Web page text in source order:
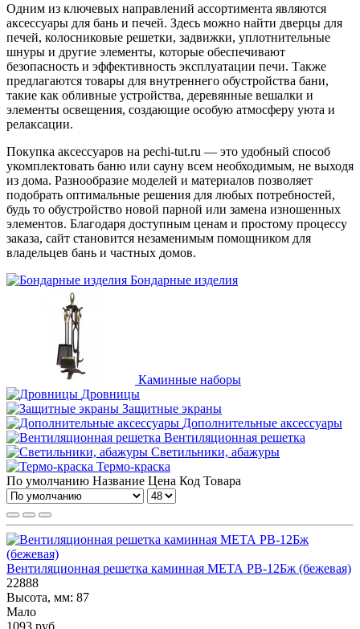
Одним из ключевых направлений ассортимента являются
аксессуары для бань и печей. Здесь можно найти дверцы для
печей, колосниковые решетки, задвижки, уплотнительные
шнуры и другие элементы, которые обеспечивают
безопасность и эффективность эксплуатации печи. Также
предлагаются товары для внутреннего обустройства бани,
такие как обливные устройства, деревянные вешалки и
элементы освещения, создающие особую атмосферу уюта и
релаксации​.
Покупка аксессуаров на pechi-tut.ru — это удобный способ
укомплектовать баню или сауну всем необходимым, не выходя
из дома. Разнообразие моделей и материалов позволяет
подобрать оптимальные решения для любых потребностей,
будь то обустройство новой парной или замена изношенных
элементов. Благодаря доступным ценам и простому процессу
заказа, сайт становится незаменимым помощником для
владельцев бань и частных домов​.
Бондарные изделия
Каминные наборы
Дровницы
Защитные экраны
Дополнительные аксессуары
Вентиляционная решетка
Светильники, абажуры
Термо-краска
По умолчанию Название Цена Код Товара
Вентиляционная решетка каминная МЕТА РВ-12Бж (бежевая)
22888
Высота, мм: 87
Мало
1093 руб.